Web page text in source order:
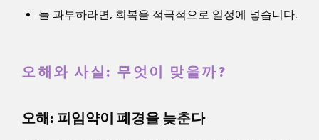
늘 과부하라면, 회복을 적극적으로 일정에 넣습니다.
오해와 사실: 무엇이 맞을까?
오해: 피임약이 폐경을 늦춘다